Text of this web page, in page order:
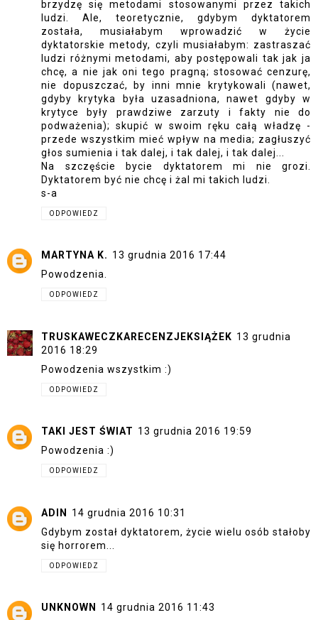
brzydzę się metodami stosowanymi przez takich
ludzi. Ale, teoretycznie, gdybym dyktatorem
została, musiałabym wprowadzić w życie
dyktatorskie metody, czyli musiałabym: zastraszać
ludzi różnymi metodami, aby postępowali tak jak ja
chcę, a nie jak oni tego pragną; stosować cenzurę,
nie dopuszczać, by inni mnie krytykowali (nawet,
gdyby krytyka była uzasadniona, nawet gdyby w
krytyce były prawdziwe zarzuty i fakty nie do
podważenia); skupić w swoim ręku całą władzę -
przede wszystkim mieć wpływ na media; zagłuszyć
głos sumienia i tak dalej, i tak dalej, i tak dalej...
Na szczęście bycie dyktatorem mi nie grozi.
Dyktatorem być nie chcę i żal mi takich ludzi.
s-a
ODPOWIEDZ
MARTYNA K. 13 grudnia 2016 17:44
Powodzenia.
ODPOWIEDZ
TRUSKAWECZKARECENZJEKSIĄŻEK 13 grudnia
2016 18:29
Powodzenia wszystkim :)
ODPOWIEDZ
TAKI JEST ŚWIAT 13 grudnia 2016 19:59
Powodzenia :)
ODPOWIEDZ
ADIN
14 grudnia 2016 10:31
Gdybym został dyktatorem, życie wielu osób stałoby
się horrorem...
ODPOWIEDZ
UNKNOWN
14 grudnia 2016 11:43